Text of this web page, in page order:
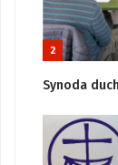
2
Synoda